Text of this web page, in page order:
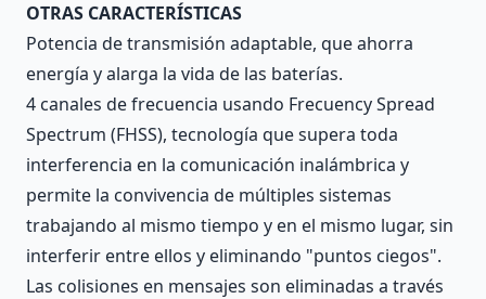
OTRAS CARACTERÍSTICAS
Potencia de transmisión adaptable, que ahorra
energía y alarga la vida de las baterías.
4 canales de frecuencia usando Frecuency Spread
Spectrum (FHSS), tecnología que supera toda
interferencia en la comunicación inalámbrica y
permite la convivencia de múltiples sistemas
trabajando al mismo tiempo y en el mismo lugar, sin
interferir entre ellos y eliminando "puntos ciegos".
Las colisiones en mensajes son eliminadas a través